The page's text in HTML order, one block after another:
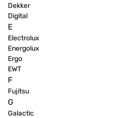
Dekker
Digital
E
Electrolux
Energolux
Ergo
EWT
F
Fujitsu
G
Galactic